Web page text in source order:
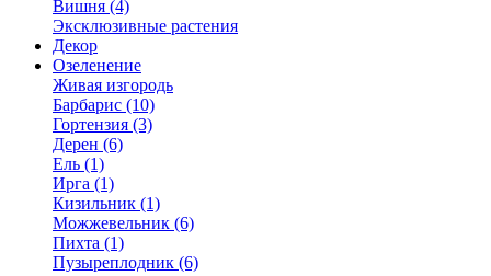
Вишня (4)
Эксклюзивные растения
Декор
Озеленение
Живая изгородь
Барбарис (10)
Гортензия (3)
Дерен (6)
Ель (1)
Ирга (1)
Кизильник (1)
Можжевельник (6)
Пихта (1)
Пузыреплодник (6)